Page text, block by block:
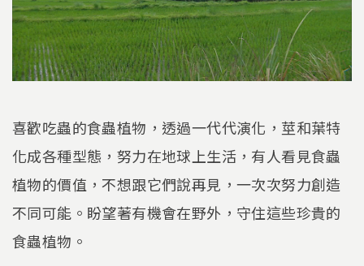
喜歡吃蟲的食蟲植物，透過一代代演化，莖和葉特
化成各種型態，努力在地球上生活，有人看見食蟲
植物的價值，不想跟它們說再見，一次次努力創造
不同可能。盼望著有機會在野外，守住這些珍貴的
食蟲植物。